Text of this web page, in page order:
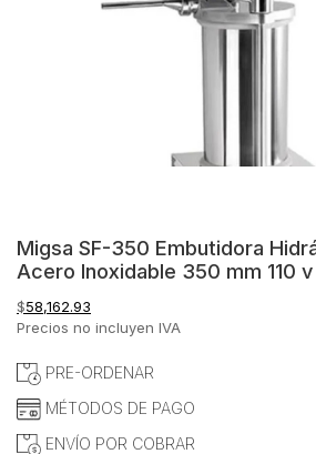
Migsa SF-350 Embutidora
Acero Inoxidable 350 mm 110 v
$58,162.93
Precios no incluyen IVA
PRE-ORDENAR
MÉTODOS DE PAGO
ENVÍO POR COBRAR